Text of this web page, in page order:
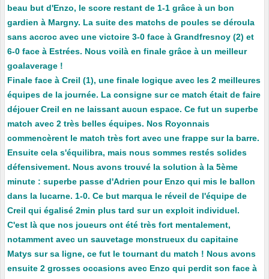
beau but d'Enzo, le score restant de 1-1 grâce à un bon
gardien à Margny. La suite des matchs de poules se déroula
sans accroc avec une victoire 3-0 face à Grandfresnoy (2) et
6-0 face à Estrées. Nous voilà en finale grâce à un meilleur
goalaverage !
Finale face à Creil (1), une finale logique avec les 2 meilleures
équipes de la journée. La consigne sur ce match était de faire
déjouer Creil en ne laissant aucun espace. Ce fut un superbe
match avec 2 très belles équipes. Nos Royonnais
commencèrent le match très fort avec une frappe sur la barre.
Ensuite cela s'équilibra, mais nous sommes restés solides
défensivement. Nous avons trouvé la solution à la 5ème
minute : superbe passe d'Adrien pour Enzo qui mis le ballon
dans la lucarne. 1-0. Ce but marqua le réveil de l'équipe de
Creil qui égalisé 2min plus tard sur un exploit individuel.
C'est là que nos joueurs ont été très fort mentalement,
notamment avec un sauvetage monstrueux du capitaine
Matys sur sa ligne, ce fut le tournant du match ! Nous avons
ensuite 2 grosses occasions avec Enzo qui perdit son face à